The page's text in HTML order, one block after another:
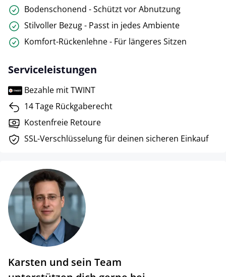
Bodenschonend - Schützt vor Abnutzung
Stilvoller Bezug - Passt in jedes Ambiente
Komfort-Rückenlehne - Für längeres Sitzen
Serviceleistungen
Bezahle mit TWINT
14 Tage Rückgaberecht
Kostenfreie Retoure
SSL-Verschlüsselung für deinen sicheren Einkauf
Karsten und sein Team